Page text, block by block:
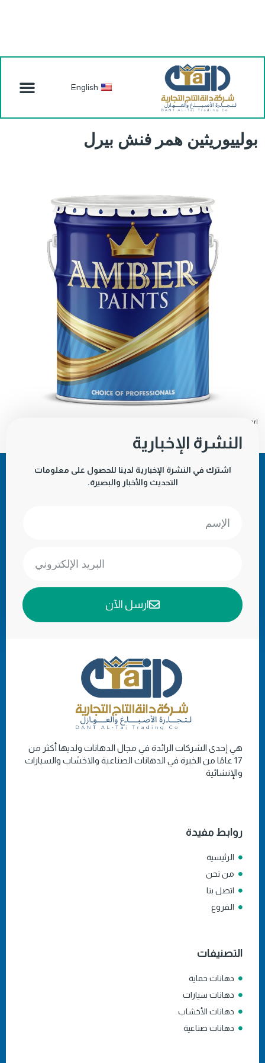
English
بولييوريثين همر فنش بيرل
AMBER-Polyurethane-Hammer-Finish-Pearl-بولييوريثين-همر-فنش-بيرل
النشرة الإخبارية
اشترك في النشرة الإخبارية لدينا للحصول على معلومات
التحديث والأخبار والبصيرة.
ارسل الآن
هي إحدى الشركات الرائدة في مجال الدهانات ولديها أكثر من
17 عامًا من الخبرة في الدهانات الصناعية والاخشاب والسيارات
والإنشائية
روابط مفيدة
الرئيسية
من نحن
اتصل بنا
الفروع
التصنيفات
دهانات حماية
دهانات سيارات
دهانات الأخشاب
دهانات صناعية